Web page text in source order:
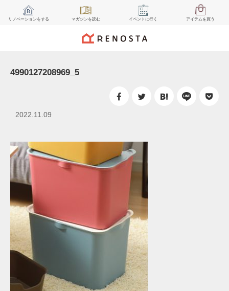
リノベーションをする マガジンを読む イベント に行く アイテムを買う
4990127208969_5
2022.11.09